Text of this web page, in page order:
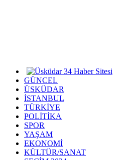
GÜNCEL
ÜSKÜDAR
İSTANBUL
TÜRKİYE
POLİTİKA
SPOR
YAŞAM
EKONOMİ
KÜLTÜR/SANAT